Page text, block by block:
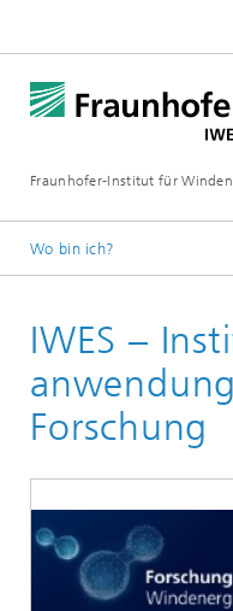
Fraunhofer-Institut für
Wo bin ich?
Über uns
IWES –
Forschung